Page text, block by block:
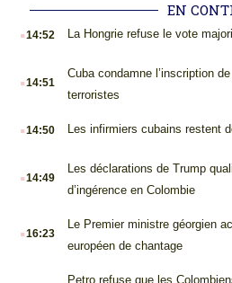
EN
.14:52 La Hongrie refuse le vote
.14:51
Cuba condamne l’inscription
terroristes
.14:50 Les infirmiers cubains restent
.14:49
Les déclarations de Trump
d’ingérence en Colombie
.16:23
Le Premier ministre géorgien
européen de chantage
Petro refuse que les